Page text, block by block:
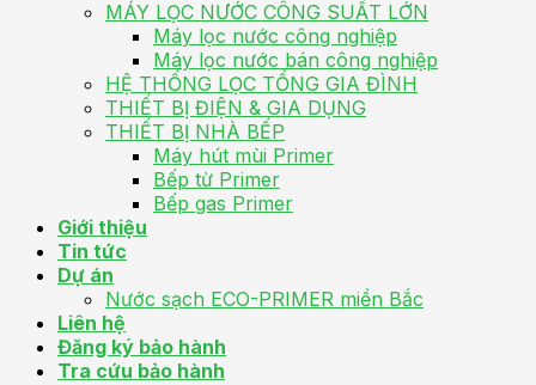
MÁY LỌC NƯỚC CÔNG SUẤT LỚN
Máy lọc nước công nghiệp
Máy lọc nước bán công nghiệp
HỆ THỐNG LỌC TỔNG GIA ĐÌNH
THIẾT BỊ ĐIỆN & GIA DỤNG
THIẾT BỊ NHÀ BẾP
Máy hút mùi Primer
Bếp từ Primer
Bếp gas Primer
Giới thiệu
Tin tức
Dự án
Nước sạch ECO-PRIMER miền Bắc
Liên hệ
Đăng ký bảo hành
Tra cứu bảo hành